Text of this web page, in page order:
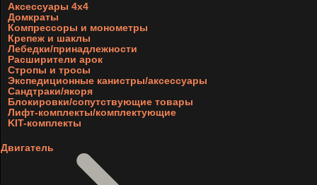
Аксессуары 4х4
Домкраты
Компрессоры и монометры
Крепеж и шаклы
Лебедки/принадлежности
Расширители арок
Стропы и тросы
Экспедиционные канистры/аксессуары
Сандтраки/якоря
Блокировки/сопутствующие товары
Лифт-комплекты/комплектующие
KIT-комплекты
Двигатель